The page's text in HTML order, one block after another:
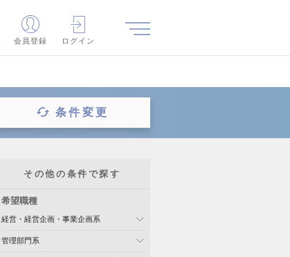
会員登録 ログイン
条件変更
その他の条件で探す
希望職種
経営・経営企画・事業企画系
管理部門系